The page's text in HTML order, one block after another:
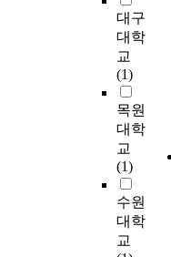
대구
대학
교
(1)
목원
대학
교
(1)
수원
대학
교